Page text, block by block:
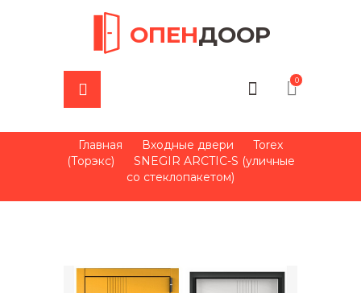
ОПЕНДООР
0
Главная Входные двери
Torex
(Торэкс)
SNEGIR ARCTIC-S (уличные
со стеклопакетом)